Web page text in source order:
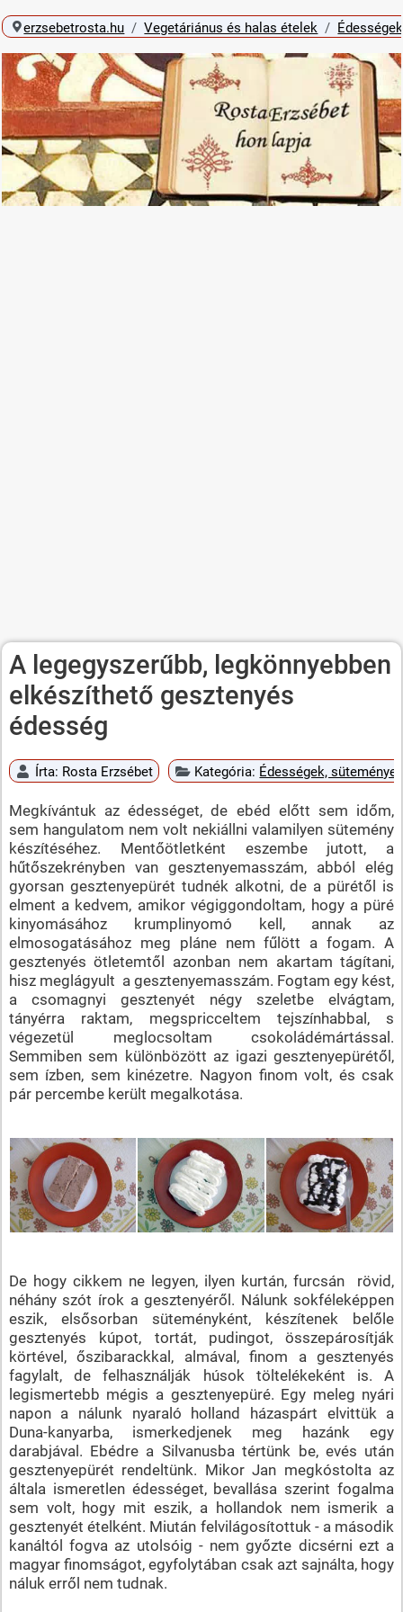
erzsebetrosta.hu Vegetáriánus és halas ételek
A legegyszerűbb, legkönnyebben
elkészíthető gesztenyés
édesség
Írta: Rosta Erzsébet Kategória: Édességek,
Megkívántuk az édességet, de ebéd előtt sem időm,
sem hangulatom nem volt nekiállni valamilyen sütemény
készítéséhez. Mentőötletként eszembe jutott, a
hűtőszekrényben van gesztenyemasszám, abból elég
gyorsan gesztenyepürét tudnék alkotni, de a pürétől is
elment a kedvem, amikor végiggondoltam, hogy a püré
kinyomásához krumplinyomó kell, annak az
elmosogatásához meg pláne nem fűlött a fogam. A
gesztenyés ötletemtől azonban nem akartam tágítani,
hisz meglágyult a gesztenyemasszám. Fogtam egy kést,
a csomagnyi gesztenyét négy szeletbe elvágtam,
tányérra raktam, megspricceltem tejszínhabbal, s
végezetül meglocsoltam csokoládémártással.
Semmiben sem különbözött az igazi gesztenyepürétől,
sem ízben, sem kinézetre. Nagyon finom volt, és csak
pár percembe került megalkotása.
De hogy cikkem ne legyen, ilyen kurtán, furcsán rövid,
néhány szót írok a gesztenyéről. Nálunk sokféleképpen
eszik, elsősorban süteményként, készítenek belőle
gesztenyés kúpot, tortát, pudingot, összepárosítják
körtével, őszibarackkal, almával, finom a gesztenyés
fagylalt, de felhasználják húsok töltelékeként is. A
legismertebb mégis a gesztenyepüré. Egy meleg nyári
napon a nálunk nyaraló holland házaspárt elvittük a
Duna-kanyarba, ismerkedjenek meg hazánk egy
darabjával. Ebédre a Silvanusba tértünk be, evés után
gesztenyepürét rendeltünk. Mikor Jan megkóstolta az
általa ismeretlen édességet, bevallása szerint fogalma
sem volt, hogy mit eszik, a hollandok nem ismerik a
gesztenyét ételként. Miután felvilágosítottuk - a második
kanáltól fogva az utolsóig - nem győzte dicsérni ezt a
magyar finomságot, egyfolytában csak azt sajnálta, hogy
náluk erről nem tudnak.